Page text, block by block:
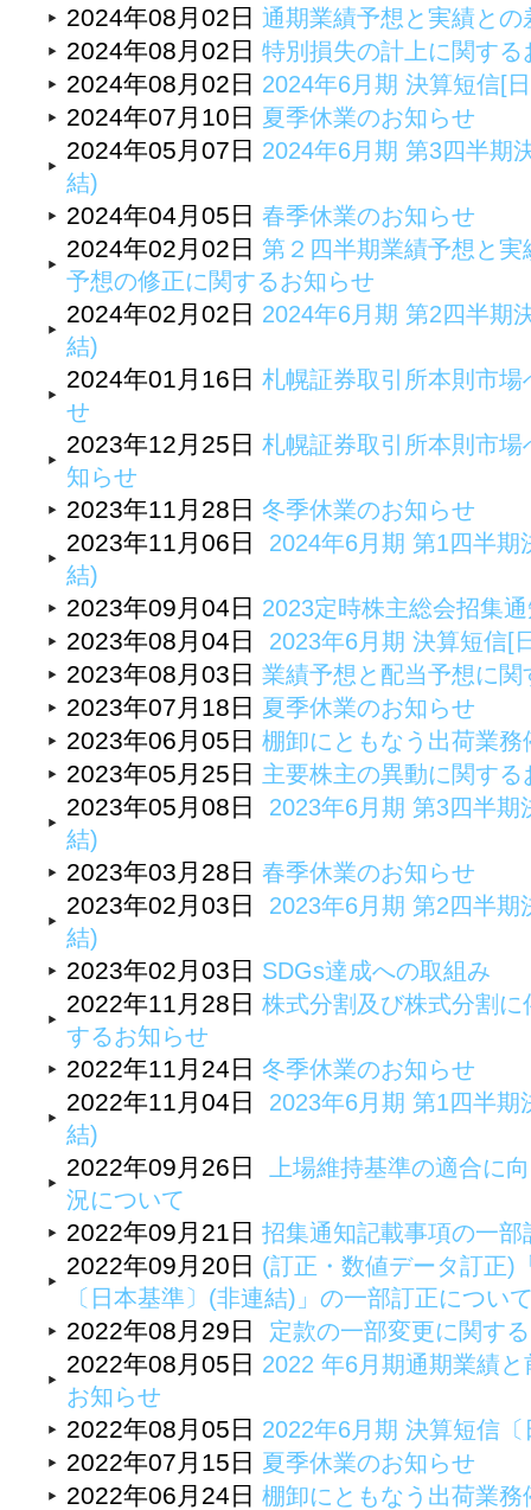
2024年08月02日 通期業績予想と実績と
2024年08月02日 特別損失の計上に関する
2024年08月02日 2024年6月期 決算短信[
2024年07月10日 夏季休業のお知らせ
2024年05月07日 2024年6月期 第3四半期
結)
2024年04月05日 春季休業のお知らせ
2024年02月02日 第２四半期業績予想と
予想の修正に関するお知らせ
2024年02月02日 2024年6月期 第2四半期
結)
2024年01月16日 札幌証券取引所本則市
せ
2023年12月25日 札幌証券取引所本則市
知らせ
2023年11月28日 冬季休業のお知らせ
2023年11月06日 2024年6月期 第1四半
結)
2023年09月04日 2023定時株主総会招集
2023年08月04日 2023年6月期 決算短信[
2023年08月03日 業績予想と配当予想に関
2023年07月18日 夏季休業のお知らせ
2023年06月05日 棚卸にともなう出荷業務
2023年05月25日 主要株主の異動に関する
2023年05月08日 2023年6月期 第3四半
結)
2023年03月28日 春季休業のお知らせ
2023年02月03日 2023年6月期 第2四半
結)
2023年02月03日 SDGs達成への取組み
2022年11月28日 株式分割及び株式分割
するお知らせ
2022年11月24日 冬季休業のお知らせ
2022年11月04日 2023年6月期 第1四半
結)
2022年09月26日
上場維持基準の適合に
況について
2022年09月21日 招集通知記載事項の一部
2022年09月20日 (訂正・数値データ訂正)
〔日本基準〕(非連結)」の一部訂正につい
2022年08月29日
定款の一部変更に関す
2022年08月05日 2022 年6月期通期業績
お知らせ
2022年08月05日 2022年6月期 決算短信
2022年07月15日 夏季休業のお知らせ
2022年06月24日 棚卸にともなう出荷業務